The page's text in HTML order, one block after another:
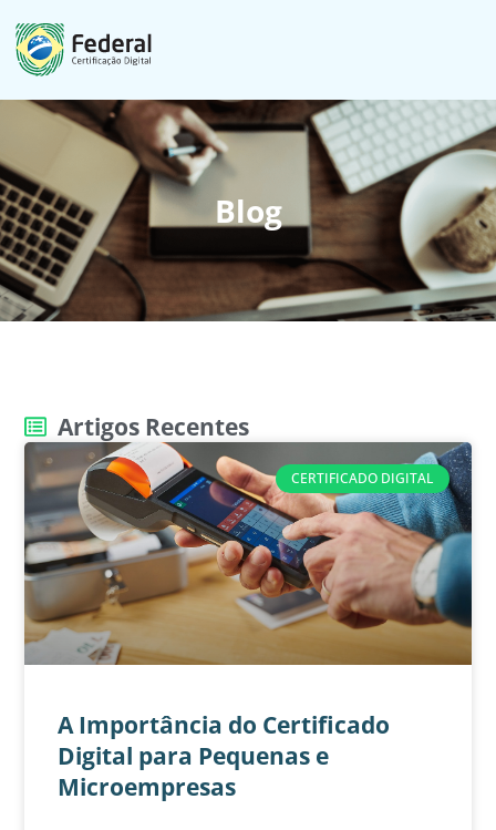
Blog
Artigos Recentes
CERTIFICADO DIGITAL
A Importância do Certificado
Digital para Pequenas e
Microempresas